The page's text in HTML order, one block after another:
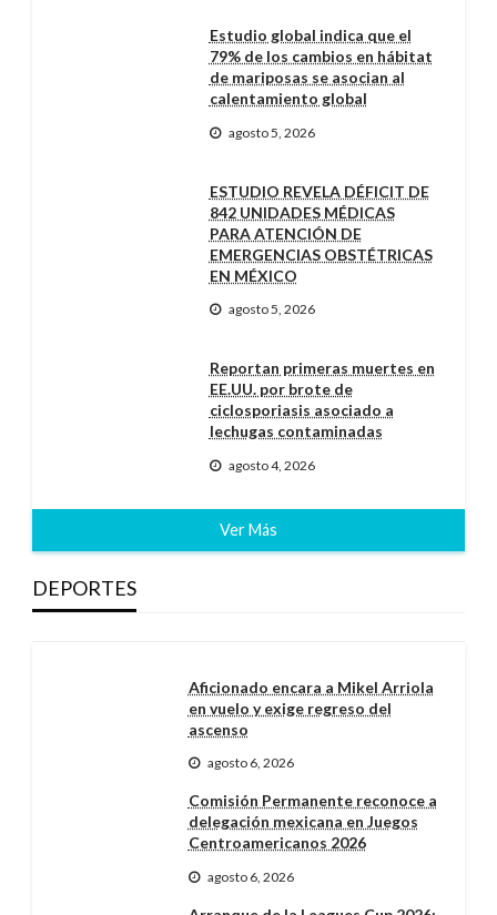
Estudio global indica que el
79% de los cambios en hábitat
de mariposas se asocian al
calentamiento global
agosto 5, 2026
ESTUDIO REVELA DÉFICIT DE
842 UNIDADES MÉDICAS
PARA ATENCIÓN DE
EMERGENCIAS OBSTÉTRICAS
EN MÉXICO
agosto 5, 2026
Reportan primeras muertes en
EE.UU. por brote de
ciclosporiasis asociado a
lechugas contaminadas
agosto 4, 2026
Ver Más
DEPORTES
Aficionado encara a Mikel Arriola
en vuelo y exige regreso del
ascenso
agosto 6, 2026
Comisión Permanente reconoce a
delegación mexicana en Juegos
Centroamericanos 2026
agosto 6, 2026